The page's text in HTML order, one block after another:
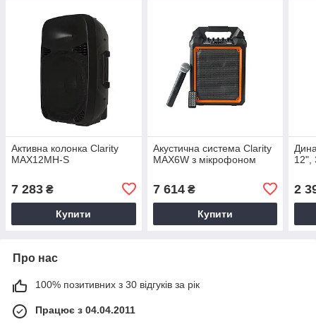
Активна колонка Clarity
MAX12MH-S
7 283 ₴
Купити
Акустична система Clarity
MAX6W з мікрофоном
7 614₴
Купити
12",
2
Про нас
100% позитивних з 30 відгуків за рік
Працює з 04.04.2011